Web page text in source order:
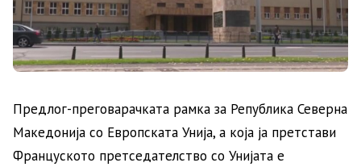
Предлог-преговарачката рамка за Република Северна
Македонија со Европската Унија, а која ја претстави
Француското претседателство со Унијата е